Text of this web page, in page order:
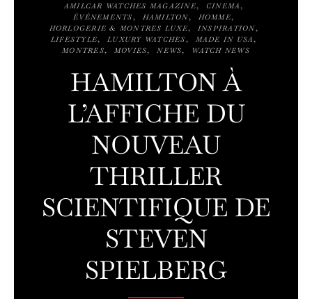
AMILCAR WATCHES MAGAZINE
CINEMA
ÉVÉNEMENTS
HAMILTON
HOMME
HORLOGERIE & MONTRES LUXE
INSPIRATION
LIFESTYLE
LUXURY WATCHES
MADE IN USA
MONTRES
MOVIES NEWS WATCH NEWS
HAMILTON À
L’AFFICHE DU
NOUVEAU
THRILLER
SCIENTIFIQUE DE
STEVEN
SPIELBERG